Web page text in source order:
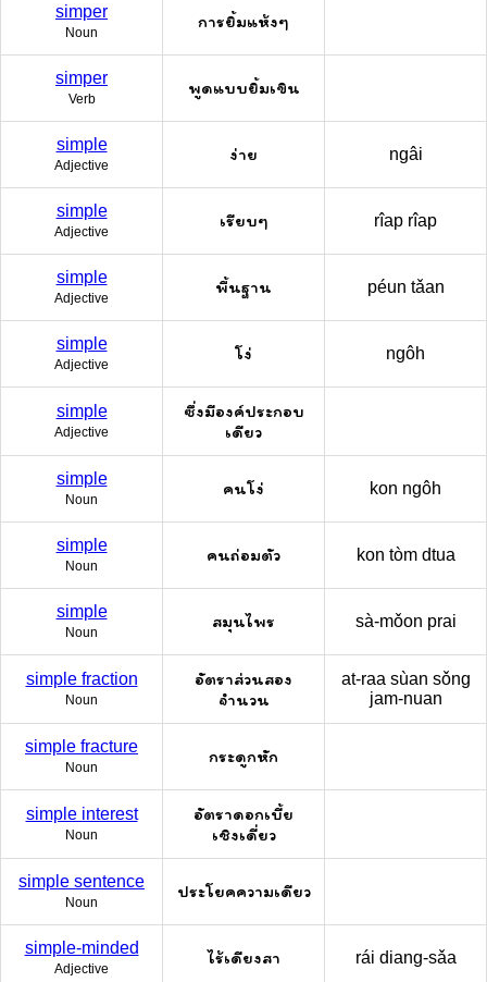
simper
Noun
การยิ้มแห้งๆ
simper
Verb
พูดแบบยิ้มเขิน
simple
Adjective
ง่าย ngâi
simple
Adjective
เรียบๆ rîap rîap
simple
Adjective
พื้นฐาน péun tǎan
simple
Adjective
โง่ ngôh
simple
Adjective
ซึ่งมีองค์ประกอบ
เดียว
simple
Noun
คนโง่ kon ngôh
simple
Noun
คนถ่อมตัว kon tòm dtua
simple
Noun
สมุนไพร sà-mǒon prai
simple fraction
Noun
อัตราส่วนสอง
จำนวน
at-raa sùan sǒng
jam-nuan
simple fracture
Noun
กระดูกหัก
simple interest
Noun
อัตราดอกเบี้ย
เชิงเดี่ยว
simple sentence
Noun
ประโยคความเดียว
simple-minded
Adjective
ไร้เดียงสา rái diang-sǎa